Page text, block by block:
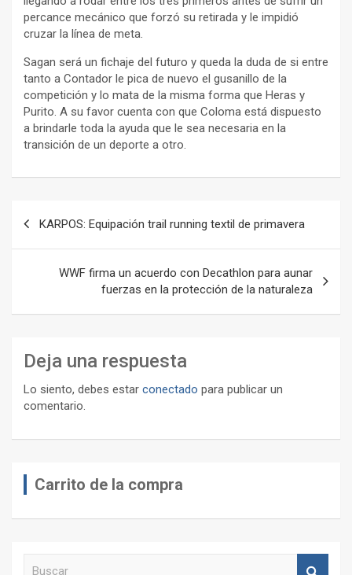
percance mecánico que forzó su retirada y le impidió
cruzar la línea de meta.
Sagan será un fichaje del futuro y queda la duda de si entre
tanto a Contador le pica de nuevo el gusanillo de la
competición y lo mata de la misma forma que Heras y
Purito. A su favor cuenta con que Coloma está dispuesto
a brindarle toda la ayuda que le sea necesaria en la
transición de un deporte a otro.
KARPOS: Equipación trail running textil de primavera
WWF firma un acuerdo con Decathlon para aunar
fuerzas en la protección de la naturaleza
Deja una respuesta
Lo siento, debes estar conectado para publicar un
comentario.
Carrito de la compra